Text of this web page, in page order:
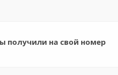
получили на свой номер